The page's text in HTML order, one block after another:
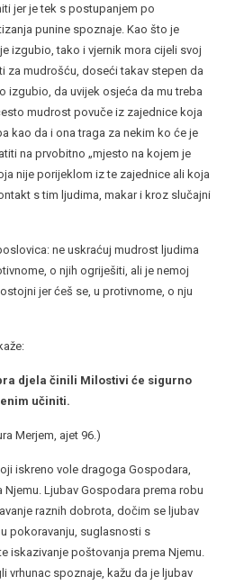
jer je tek s postupanjem po
punine spoznaje. Kao što je
izgubio, tako i vjernik mora cijeli svoj
za mudrošću, doseći takav stepen da
izgubio, da uvijek osjeća da mu treba
mudrost povuče iz zajednice koja
kao da i ona traga za nekim ko će je
na prvobitno „mjesto na kojem je
nije porijeklom iz te zajednice ali koja
s tim ljudima, makar i kroz slučajni
ne uskraćuj mudrost ljudima
o njih ogriješiti, ali je nemoj
jer ćeš se, u protivnome, o nju
djela činili Milostivi će sigurno
učiniti.
Merjem, ajet 96.)
iskreno vole dragoga Gospodara,
Ljubav Gospodara prema robu
raznih dobrota, dočim se ljubav
pokoravanju, suglasnosti s
iskazivanje poštovanja prema Njemu.
vrhunac spoznaje, kažu da je ljubav